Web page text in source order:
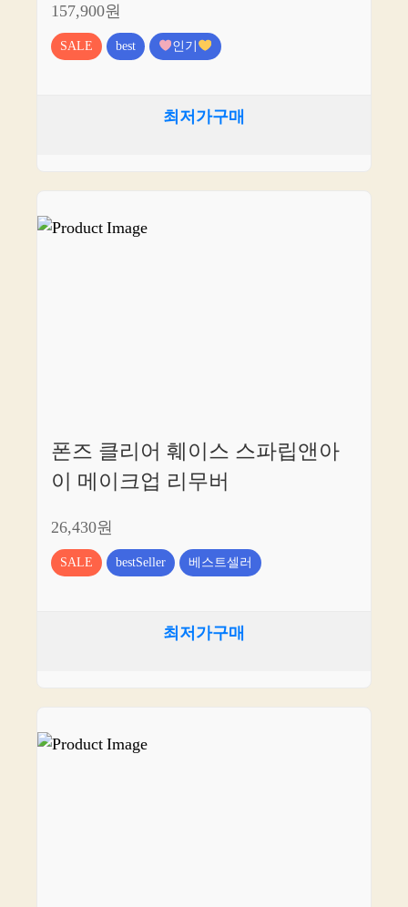
157,900원
SALE best 인기
최저가구매
폰즈 클리어 훼이스 스파립앤아
이 메이크업 리무버
26,430원
SALE bestSeller 베스트셀러
최저가구매